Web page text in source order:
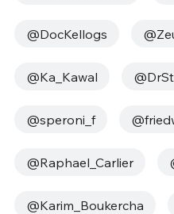
@DocKellogs
@‏Ka_Kawal
@speroni_f
@Raphael_Carlier
@Karim_Boukercha